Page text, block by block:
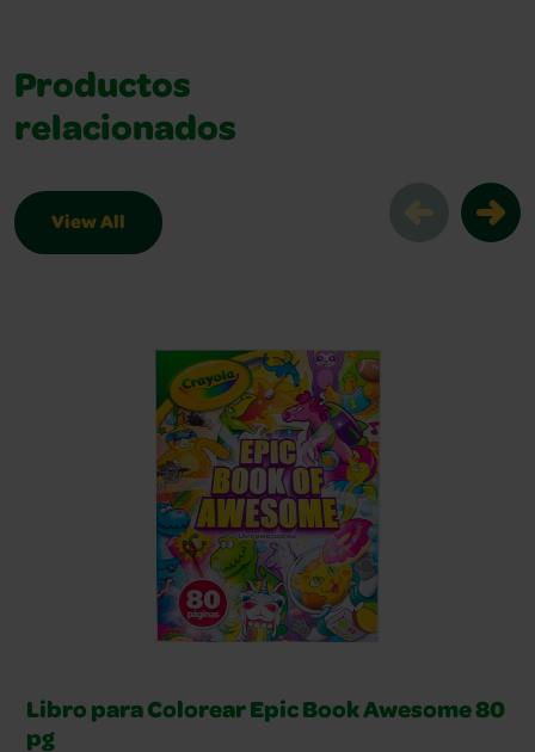
Productos
relacionados
View All
Libro para Colorear Epic Book Awesome 80
pg